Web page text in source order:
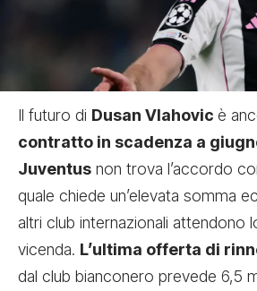
Il futuro di Dusan Vlahovic è
contratto in scadenza a
Juventus non trova l’accordo
quale chiede un’elevata somma
altri club internazionali attendono
vicenda. L’ultima offerta di
dal club bianconero prevede 6,5